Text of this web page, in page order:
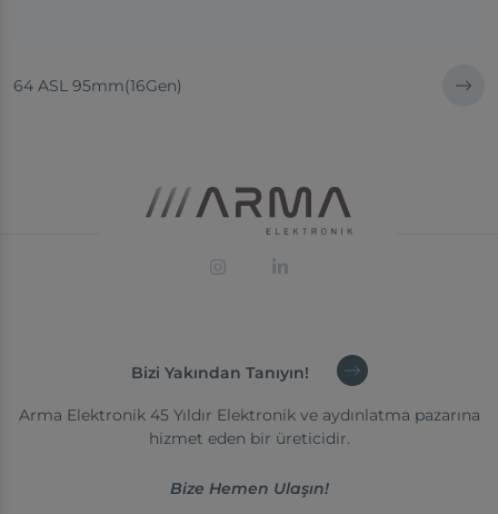
64 ASL 95mm(16Gen)
Bizi Yakından Tanıyın!
Arma Elektronik 45 Yıldır Elektronik ve aydınlatma pazarına
hizmet eden bir üreticidir.
Bize Hemen Ulaşın!